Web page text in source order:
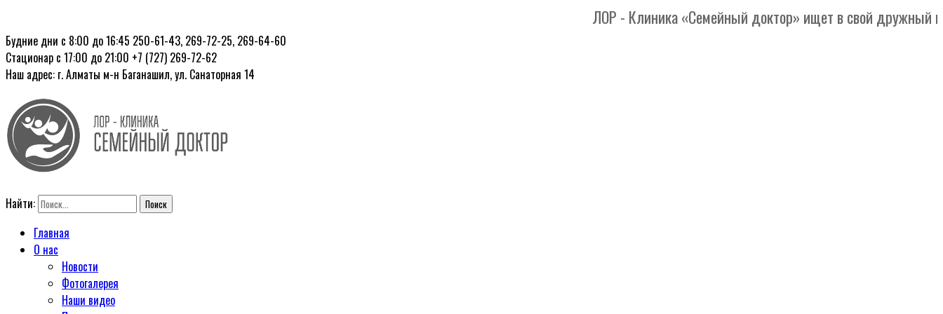
ЛОР - Клиника «Семейный доктор» ищет в свой дружный
Будние дни с 8:00 до 16:45 250-61-43, 269-72-25, 269-64-60
Стационар с 17:00 до 21:00 +7 (727) 269-72-62
Наш адрес: г. Алматы м-н Баганашил, ул. Санаторная 14
Найти:
Главная
О нас
Новости
Фотогалерея
Наши видео